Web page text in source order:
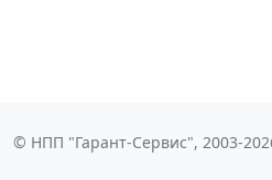
© НПП "Гарант-Сервис", 2003-